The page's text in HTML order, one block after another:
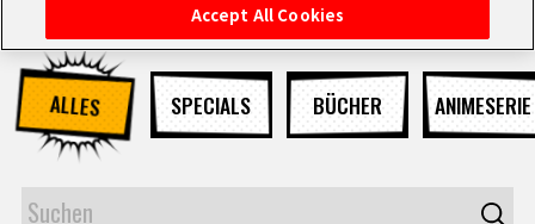
NEUES
HIGHLIGHTS
VIDEOS
ALLES SPECIALS BÜCHER ANIMESERIE
Accept All Cookies